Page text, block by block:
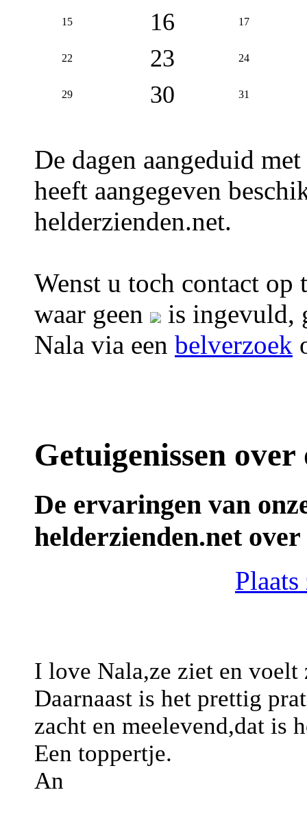
15 16 17
22 23 24
29 30 31
De dagen aangeduid
heeft aangegeven
helderzienden.net.
Wenst u toch contact op
waar geen
is ingevuld,
Nala via een belverzoek
Getuigenissen
De ervaringen van
helderzienden.net
I love Nala,ze ziet en voelt
Daarnaast is het prettig
zacht en meelevend,dat is
Een toppertje.
An